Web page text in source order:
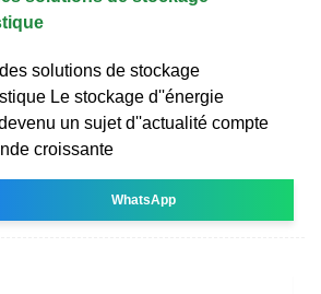
solutions de stockage
Le stockage d''énergie
un sujet d''actualité compte
croissante
WhatsApp